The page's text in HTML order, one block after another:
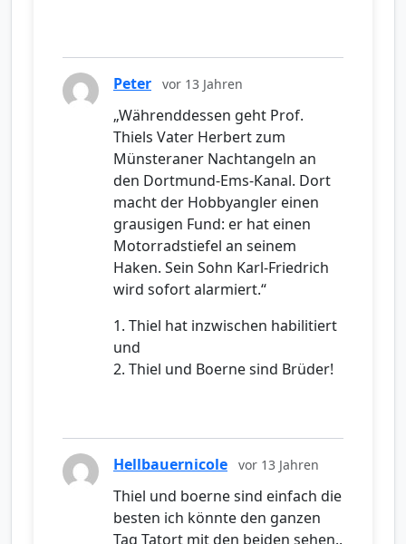
Peter vor 13 Jahren
„Währenddessen geht Prof.
Thiels Vater Herbert zum
Münsteraner Nachtangeln an
den Dortmund-Ems-Kanal. Dort
macht der Hobbyangler einen
grausigen Fund: er hat einen
Motorradstiefel an seinem
Haken. Sein Sohn Karl-Friedrich
wird sofort alarmiert.“
1. Thiel hat inzwischen habilitiert
und
2. Thiel und Boerne sind Brüder!
Hellbauernicole vor 13 Jahren
Thiel und boerne sind einfach die
besten ich könnte den ganzen
Tag Tatort mit den beiden sehen..